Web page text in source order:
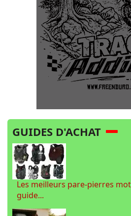
GUIDES D'ACHAT
Les meilleurs pare-pierres
guide...